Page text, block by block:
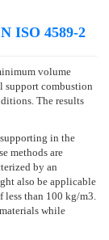
ISO 4589-2
volume
combustion
The results
in the
methods are
by an
also be applicable
than 100 kg/m3.
while